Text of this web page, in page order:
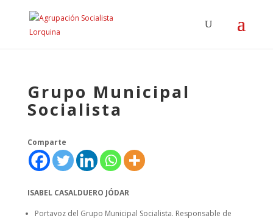
Grupo Municipal
Socialista
Comparte
ISABEL CASALDUERO JÓDAR
Portavoz del Grupo Municipal Socialista. Responsable de